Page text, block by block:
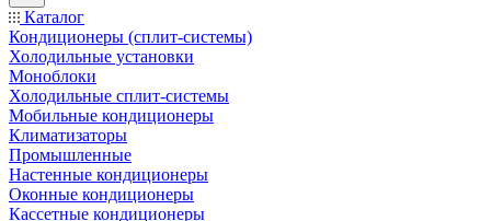
Каталог
Кондиционеры (сплит-системы)
Холодильные установки
Моноблоки
Холодильные сплит-системы
Мобильные кондиционеры
Климатизаторы
Промышленные
Настенные кондиционеры
Оконные кондиционеры
Кассетные кондиционеры